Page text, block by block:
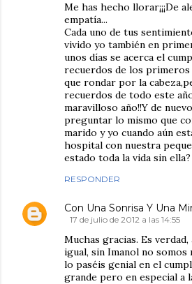
Me has hecho llorar¡¡¡De
empatía...
Cada uno de tus
vivido yo también en
unos días se acerca el
recuerdos de los primeros
que rondar por la
recuerdos de todo este
maravilloso año!!Y de
preguntar lo mismo que
marido y yo cuando aún
hospital con nuestra
estado toda la vida sin ella?
RESPONDER
Con Una Sonrisa Y Una
17 de julio de 2012 a las 14:55
Muchas gracias. Es
igual, sin Imanol no somos
lo paséis genial en el
grande pero en especial a